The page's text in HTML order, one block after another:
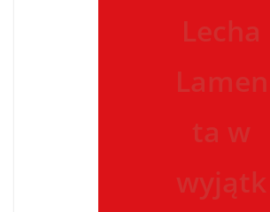
Lecha
Lamen
ta w
wyjątk